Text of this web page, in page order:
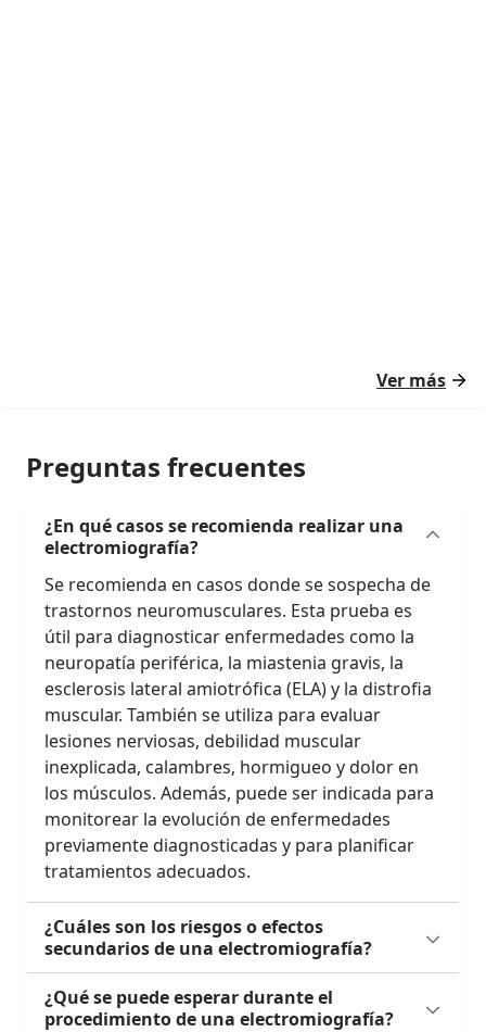
Ver más
Preguntas frecuentes
¿En qué casos se recomienda realizar una
electromiografía?
Se recomienda en casos donde se sospecha de
trastornos neuromusculares. Esta prueba es
útil para diagnosticar enfermedades como la
neuropatía periférica, la miastenia gravis, la
esclerosis lateral amiotrófica (ELA) y la distrofia
muscular. También se utiliza para evaluar
lesiones nerviosas, debilidad muscular
inexplicada, calambres, hormigueo y dolor en
los músculos. Además, puede ser indicada para
monitorear la evolución de enfermedades
previamente diagnosticadas y para planificar
tratamientos adecuados.
¿Cuáles son los riesgos o efectos
secundarios de una electromiografía?
¿Qué se puede esperar durante el
procedimiento de una electromiografía?